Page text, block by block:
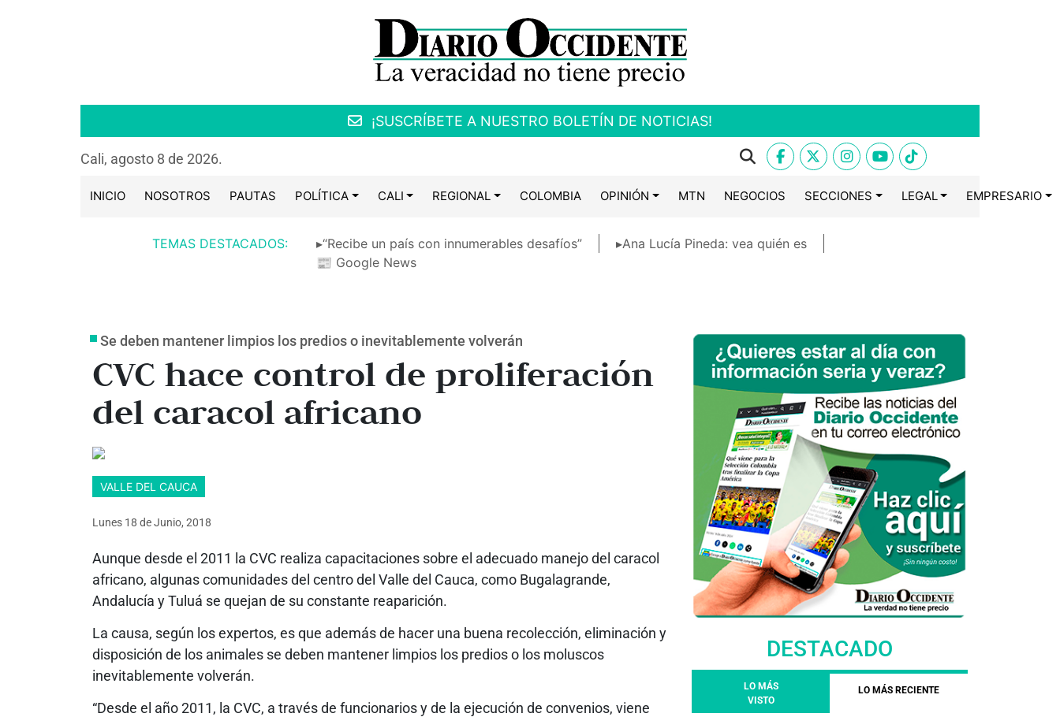
¡SUSCRÍBETE A NUESTRO BOLETÍN DE NOTICIAS!
Cali, agosto 8 de 2026.
INICIO NOSOTROS PAUTAS POLÍTICA CALI REGIONAL COLOMBIA OPINIÓN MTN NEGOCIOS SECCIONES LEGAL EMPRESARIO
TEMAS DESTACADOS: ▸“Recibe un país con innumerables desafíos”
▸Ana Lucía Pineda: vea quién es
📰 Google News
Se deben mantener limpios los predios o inevitablemente volverán
CVC hace control de proliferación
del caracol africano
VALLE DEL CAUCA
Lunes 18 deJunio, 2018
Aunque desde el 2011 la CVC realiza capacitaciones sobre el adecuado manejo del caracol
africano, algunas comunidades del centro del Valle del Cauca, como Bugalagrande,
Andalucía y Tuluá se quejan de su constante reaparición.
La causa, según los expertos, es que además de hacer una buena recolección, eliminación y
disposición de los animales se deben mantener limpios los predios o los moluscos
inevitablemente volverán.
“Desde el año 2011, la CVC, a través de funcionarios y de la ejecución de convenios, viene
DESTACADO
LO MÁS
VISTO
LO MÁS RECIENTE